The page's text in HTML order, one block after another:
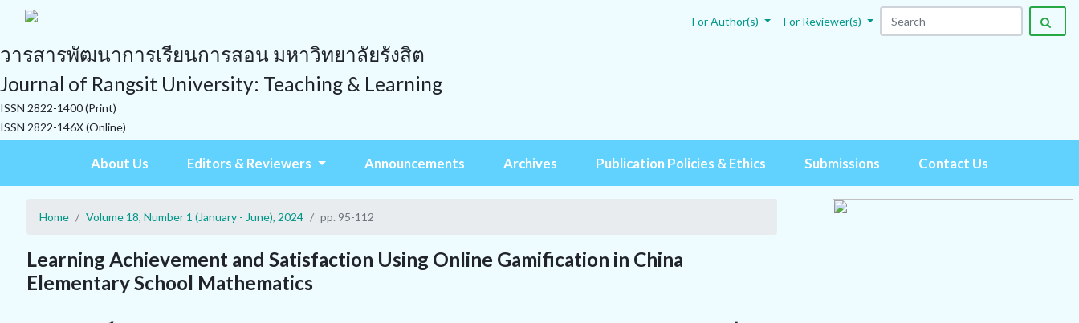
For Author(s) For Reviewer(s)
วารสารพัฒนาการเรียนการสอน มหาวิทยาลัยรังสิต
Journal of Rangsit University: Teaching & Learning
ISSN 2822-1400 (Print)
ISSN 2822-146X (Online)
About Us Editors & Reviewers Announcements Archives Publication Policies & Ethics Submissions Contact Us
Home Volume 18, Number 1 (January - June), 2024 pp. 95-112
Learning Achievement and Satisfaction Using Online Gamification in China
Elementary School Mathematics